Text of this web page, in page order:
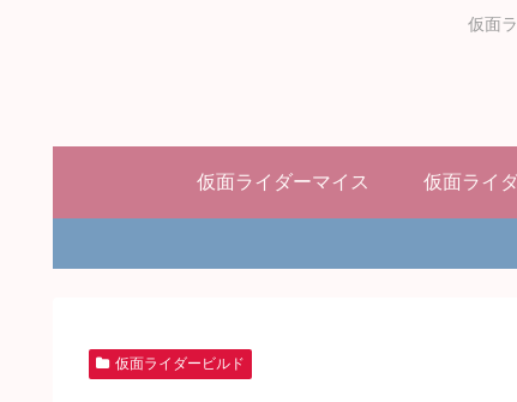
仮面
仮面ライダーマイス 仮面ライ
仮面ライダービルド